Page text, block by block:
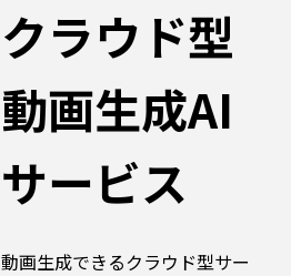
クラウド型
動画生成AI
サービス
動画生成できるクラウド型サー